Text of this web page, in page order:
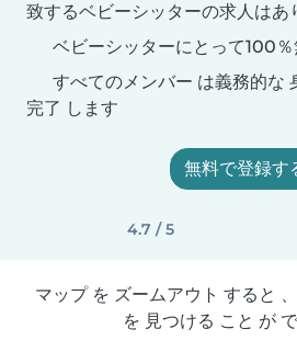
致するベビーシッターの求人はあ
ベビーシッターにとって100
すべてのメンバー は義務的な
完了 します
無料で登録す
4.7 / 5
マップ を ズームアウト すると
を 見つける こと が で